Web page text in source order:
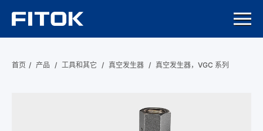
首页 / 产品 / 工具和其它 / 真空发生器 / 真空发生器，VGC 系列